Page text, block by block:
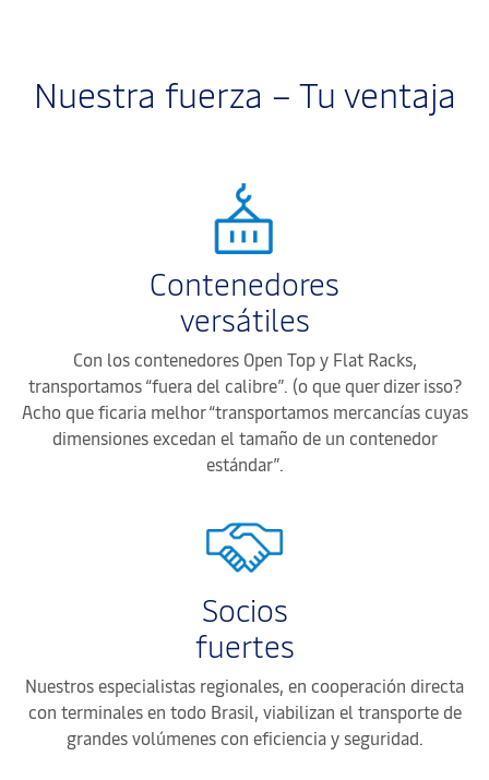
Nuestra fuerza – Tu ventaja
Contenedores
versátiles
Con los contenedores Open Top y Flat Racks,
transportamos “fuera del calibre”. (o que quer dizer isso?
Acho que ficaria melhor “transportamos mercancías cuyas
dimensiones excedan el tamaño de un contenedor
estándar”.
Socios
fuertes
Nuestros especialistas regionales, en cooperación directa
con terminales en todo Brasil, viabilizan el transporte de
grandes volúmenes con eficiencia y seguridad.